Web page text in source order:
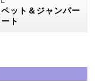
ット＆ジャンパー
ト